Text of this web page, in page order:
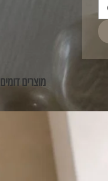
מוצרים דומים